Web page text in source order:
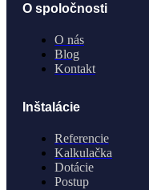
O spoločnosti
O nás
Blog
Kontakt
Inštalácie
Referencie
Kalkulačka
Dotácie
Postup